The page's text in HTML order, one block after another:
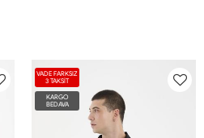
VADE FARKSIZ
3 TAKSİT
KARGO
BEDAVA